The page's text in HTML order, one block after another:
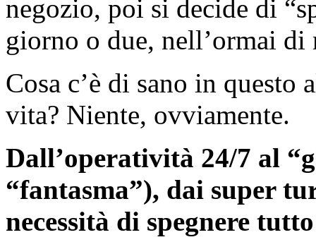
negozio, poi si decide di
giorno o due, nell’ormai
Cosa c’è di sano in
vita? Niente, ovviamente.
Dall’operatività 24/7 al
“fantasma”), dai super
necessità di spegnere